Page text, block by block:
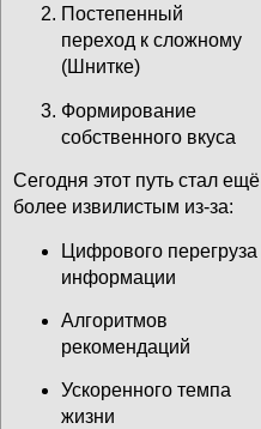
Постепенный
переход к сложному
(Шнитке)
Формирование
собственного вкуса
Сегодня этот путь стал ещё
более извилистым из-за:
Цифрового перегруза
информации
Алгоритмов
рекомендаций
Ускоренного темпа
жизни